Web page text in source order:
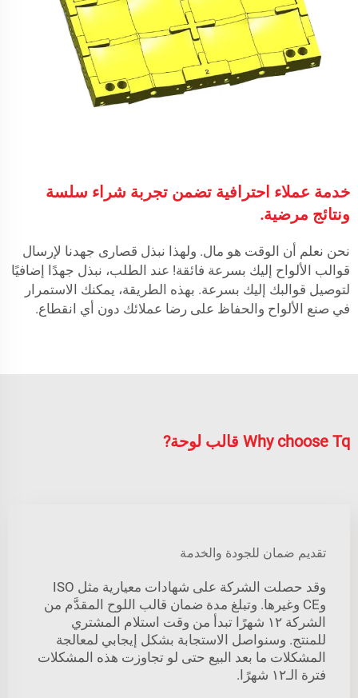
خدمة عملاء احترافية تضمن تجربة شراء سلسة
ونتائج مرضية.
نحن نعلم أن الوقت هو مال. ولهذا نبذل قصارى جهدنا لإرسال
قوالب الألواح إليك بسرعة فائقة! عند الطلب، نبذل جهدًا إضافيًا
لتوصيل قوالبك إليك بسرعة. بهذه الطريقة، يمكنك الاستمرار
في صنع الألواح والحفاظ على رضا عملائك دون أي انقطاع.
Why choose Tq قالب لوحة?
تقديم ضمان للجودة والخدمة
وقد حصلت الشركة على شهادات معيارية مثل ISO
وCE وغيرها. وتبلغ مدة ضمان قالب اللوح المقدَّم من
الشركة ١٢ شهرًا تبدأ من وقت استلام المشتري
للمنتج. وسنواصل الاستجابة بشكل إيجابي لمعالجة
المشكلات ما بعد البيع حتى لو تجاوزت هذه المشكلات
فترة الـ١٢ شهرًا.